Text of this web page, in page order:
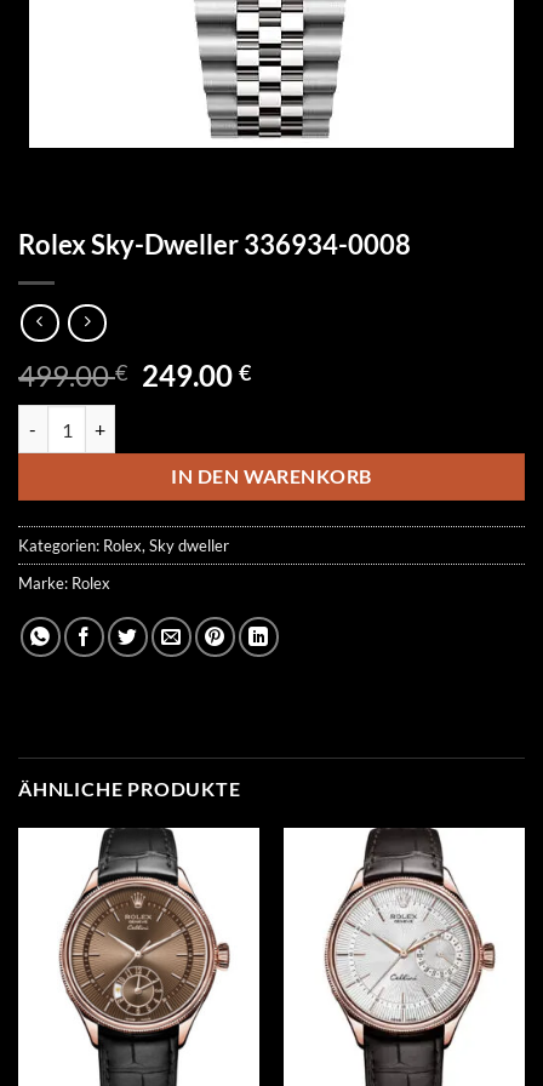
Rolex Sky-Dweller 336934-0008
499.00€ Ursprünglicher
499.00 €
249.00€Aktueller
249.00 €.
IN DEN WARENKORB
Kategorien: Rolex, Sky dweller
Marke: Rolex
ÄHNLICHE PRODUKTE